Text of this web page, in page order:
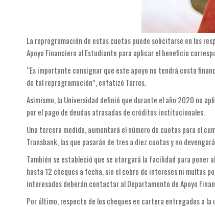
La reprogramación de estas cuotas puede solicitarse en las
Apoyo Financiero al Estudiante para aplicar el beneficio
“Es importante consignar que este apoyo no tendrá costo
de tal reprogramación”, enfatizó Torres.
Asimismo, la Universidad definió que durante el año 2020 no
por el pago de deudas atrasadas de créditos institucionales.
Una tercera medida, aumentará el número de cuotas para el
Transbank, las que pasarán de tres a diez cuotas y no
También se estableció que se otorgará la facilidad para
hasta 12 cheques a fecha, sin el cobro de intereses ni multas
interesados deberán contactar al Departamento de Apoyo
Por último, respecto de los cheques en cartera entregados a